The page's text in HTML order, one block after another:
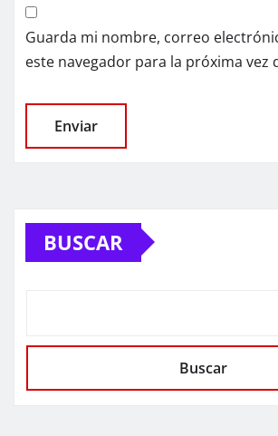
Guarda mi nombre, correo
este navegador para la próxima vez
BUSCAR
Buscar